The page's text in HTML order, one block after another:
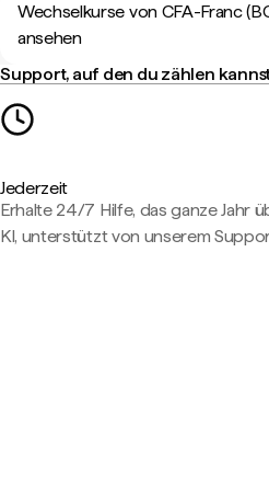
Wechselkurse von CFA-Franc
ansehen
Support, auf den du zählen
Jederzeit
Erhalte 24/7 Hilfe, das ganze Jahr
KI, unterstützt von unserem